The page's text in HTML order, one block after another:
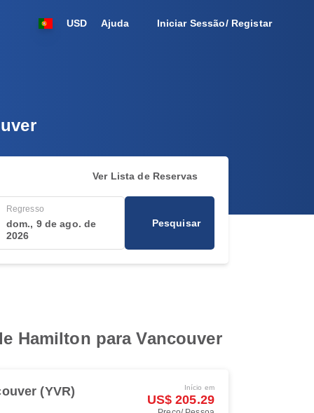
USD Ajuda Iniciar Sessão/ Registar
Ver Lista de Reservas
Regresso
dom., 9 de ago. de
2026
Pesquisar
Hamilton para Vancouver
(YVR) Início em
US$ 205.29